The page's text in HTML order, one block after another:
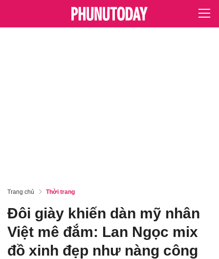
Trang chủ Thời trang
Đôi giày khiến dàn mỹ nhân
Việt mê đắm: Lan Ngọc mix
đồ xinh đẹp như nàng công